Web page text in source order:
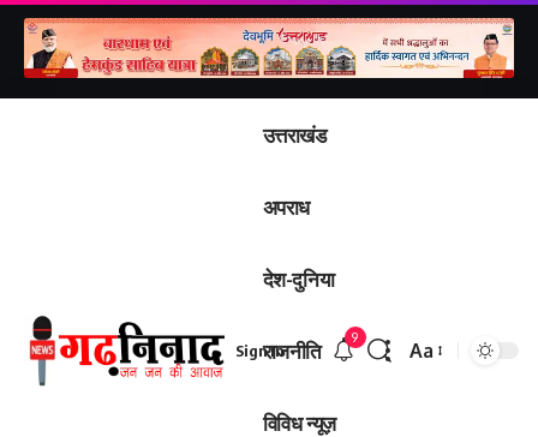
उत्तराखंड
अपराध
देश-दुनिया
राजनीति
विविध न्यूज़
Sign In
9
Font
Aa